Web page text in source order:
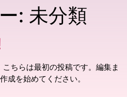
: 未分類
ちらは最初の投稿です。編集ま
成を始めてください。